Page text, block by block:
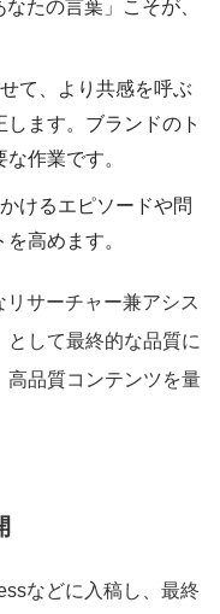
たの言葉」こそが、
て、より共感を呼ぶ
ます。ブランドのト
作業です。
けるエピソードや問
高めます。
サーチャー兼アシス
として最終的な品質に
高品質コンテンツを量
などに入稿し、最終